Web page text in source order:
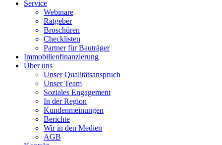
Service
Webinare
Ratgeber
Broschüren
Checklisten
Partner für Bauträger
Immobilienfinanzierung
Über uns
Unser Qualitätsanspruch
Unser Team
Soziales Engagement
In der Region
Kundenmeinungen
Berichte
Wir in den Medien
AGB